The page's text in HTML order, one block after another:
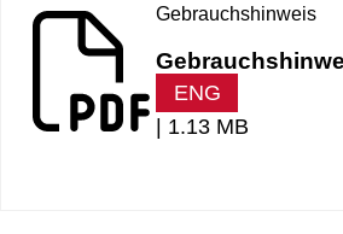
Gebrauchshinweis
ENG
1.13 MB